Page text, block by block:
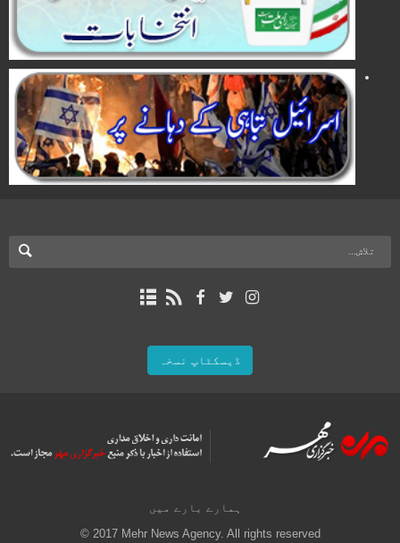
ڈیسکٹاپ نسخہ
ہمارے بارے میں
© 2017 Mehr News Agency. All rights reserved